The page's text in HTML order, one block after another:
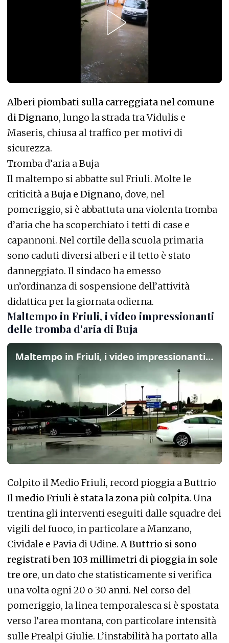
Alberi piombati sulla carreggiata nel comune
di Dignano, lungo la strada tra Vidulis e
Maseris, chiusa al traffico per motivi di
sicurezza.
Tromba d’aria a Buja
Il maltempo si abbatte sul Friuli. Molte le
criticità a Buja e Dignano, dove, nel
pomeriggio, si è abbattuta una violenta tromba
d’aria che ha scoperchiato i tetti di case e
capannoni. Nel cortile della scuola primaria
sono caduti diversi alberi e il tetto è stato
danneggiato. Il sindaco ha emesso
un’ordinanza di sospensione dell’attività
didattica per la giornata odierna.
Maltempo in Friuli, i video impressionanti
delle tromba d'aria di Buja
Maltempo in Friuli, i video impressionanti delle tromba d'aria di Buja
Colpito il Medio Friuli, record pioggia a Buttrio
Ilmedio Friuli è stata la zona più colpita. Una
trentina gli interventi eseguiti dalle squadre dei
vigili del fuoco, in particolare a Manzano,
Cividale e Pavia di Udine.A Buttrio si sono
registrati ben 103 millimetri di pioggia in sole
tre ore, un dato che statisticamente si verifica
una volta ogni 20 o 30 anni. Nel corso del
pomeriggio, la linea temporalesca si è spostata
verso l’area montana, con particolare intensità
sulle Prealpi Giulie. L’instabilità ha portato alla